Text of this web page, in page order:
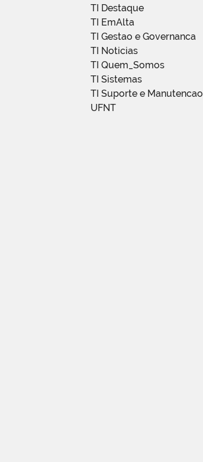
TI Destaque
TI EmAlta
TI Gestao e Governanca
TI Noticias
TI Quem_Somos
TI Sistemas
TI Suporte e Manutencao
UFNT